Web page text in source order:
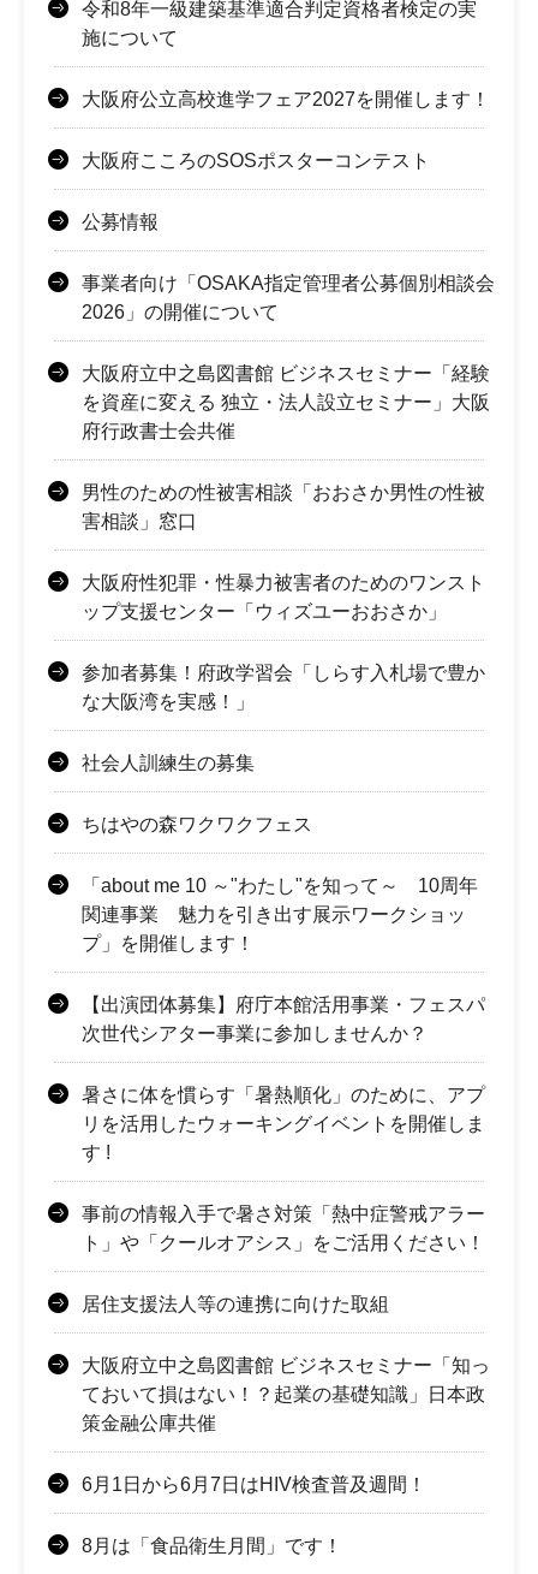
令和8年一級建築基準適合判定資格者検定の実
施について
大阪府公立高校進学フェア2027を開催します！
大阪府こころのSOSポスターコンテスト
公募情報
事業者向け「OSAKA指定管理者公募個別相談会
2026」の開催について
大阪府立中之島図書館 ビジネスセミナー「経験
を資産に変える 独立・法人設立セミナー」大阪
府行政書士会共催
男性のための性被害相談「おおさか男性の性被
害相談」窓口
大阪府性犯罪・性暴力被害者のためのワンスト
ップ支援センター「ウィズユーおおさか」
参加者募集！府政学習会「しらす入札場で豊か
な大阪湾を実感！」
社会人訓練生の募集
ちはやの森ワクワクフェス
「about me 10 ～"わたし"を知って～ 10周年
関連事業 魅力を引き出す展示ワークショッ
プ」を開催します！
【出演団体募集】府庁本館活用事業・フェスパ
次世代シアター事業に参加しませんか？
暑さに体を慣らす「暑熱順化」のために、アプ
リを活⽤したウォーキングイベントを開催しま
す !
事前の情報入手で暑さ対策「熱中症警戒アラー
ト」や「クールオアシス」をご活用ください！
居住支援法人等の連携に向けた取組
大阪府立中之島図書館 ビジネスセミナー「知っ
ておいて損はない！？起業の基礎知識」日本政
策金融公庫共催
6月1日から6月7日はHIV検査普及週間！
8月は「食品衛生月間」です！